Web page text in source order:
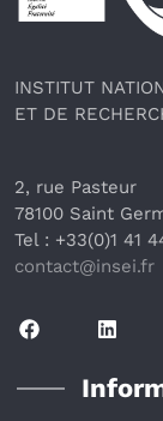
INSTITUT
ET DE
2, rue Pasteur
78100 Saint
Tel : +33(0)1 41
contact@insei.fr